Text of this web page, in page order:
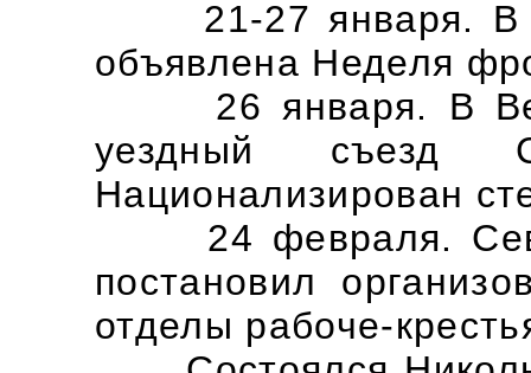
21-27 января. В
объявлена Неделя
26 января. В
уездный съезд
Национализирован
24 февраля.
постановил
отделы рабоче-